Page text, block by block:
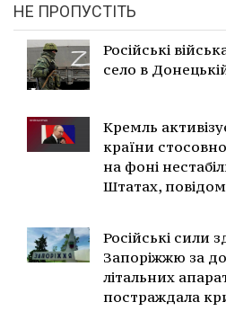
НЕ ПРОПУСТІТЬ
Російські
село в
Кремль
країни
на фоні
Штатах,
Російські сили
Запоріжжю за
літальних
постраждала